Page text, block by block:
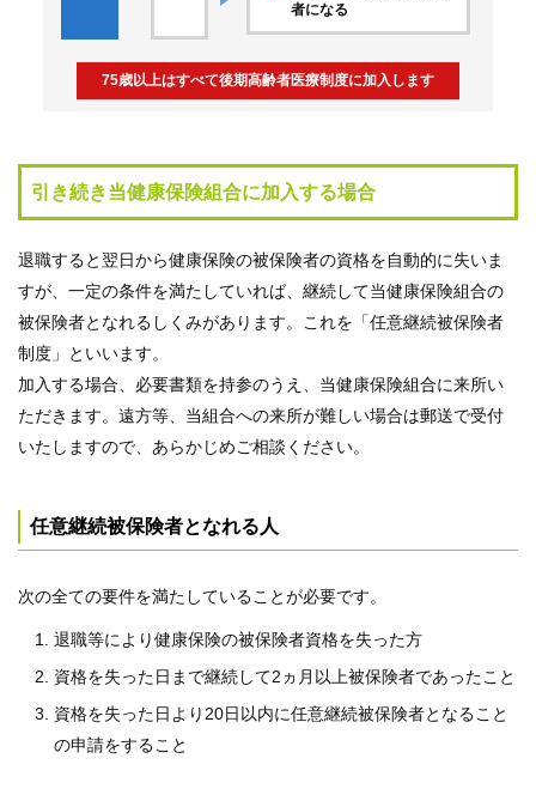
者になる
75歳以上はすべて後期高齢者医療制度に加入します
引き続き当健康保険組合に加入する場合
退職すると翌日から健康保険の被保険者の資格を自動的に失いま
すが、一定の条件を満たしていれば、継続して当健康保険組合の
被保険者となれるしくみがあります。これを「任意継続被保険者
制度」といいます。
加入する場合、必要書類を持参のうえ、当健康保険組合に来所い
ただきます。遠方等、当組合への来所が難しい場合は郵送で受付
いたしますので、あらかじめご相談ください。
任意継続被保険者となれる人
次の全ての要件を満たしていることが必要です。
退職等により健康保険の被保険者資格を失った方
資格を失った日まで継続して2ヵ月以上被保険者であったこと
資格を失った日より20日以内に任意継続被保険者となること
の申請をすること